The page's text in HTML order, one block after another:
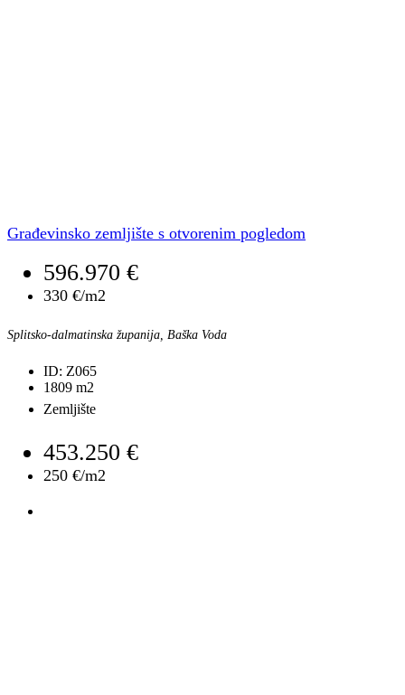
Građevinsko zemljište s otvorenim pogledom
596.970 €
330 €/m2
Splitsko-dalmatinska županija, Baška Voda
ID: Z065
1809 m2
Zemljište
453.250 €
250 €/m2